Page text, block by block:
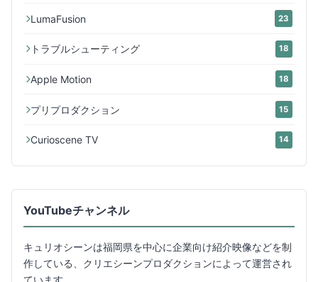
LumaFusion 23
トラブルシューティング 18
Apple Motion 18
プリプロダクション 15
Curioscene TV 14
YouTubeチャンネル
キュリオシーンは福岡県を中心に企業向け紹介映像などを制
作している、クリエシーンプロダクションによって運営され